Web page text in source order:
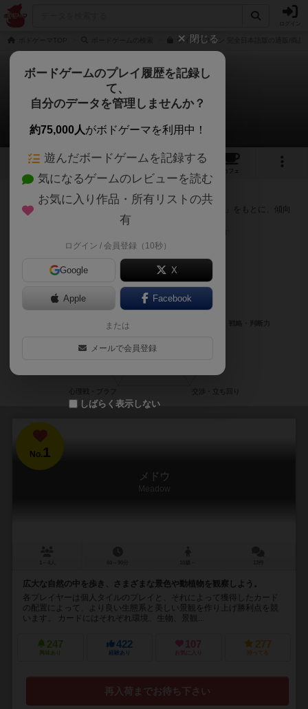
ウイングスパン 完全日本語版の通販/商品
ウイングスパン
次のおすすめボードゲーム
46 3 105
カフェ
『ウイングスパン』が好きな方へのおすすめ
このゲームのトップページで投票された「プレイ感の評価」をもとに、傾向
が近いボードゲームをランキング形式で紹介します。
No.1
メドウ
Meadow
広大な自然の中を歩き、さまざまな景色や動植物を観察しよう。
各プレイヤーは個人タイルのプレイと、それによって獲得したカード
の配置によって、より良い生態系と美しい景観を作り上げ勝利点を競
います。 カードにはそれぞれ環境、生物、景観...
247
興味あり
422
経験あり
107
お気に入り
277
持ってる
再入荷までお待ち下さい
閉じる
ボードゲームのプレイ履歴を記録し
て、
自分のデータを管理しませんか？
約75,000人がボドゲーマを利用中！
遊んだボードゲームを記録する
気になるゲームのレビューを読む
お気に入り作品・所有リストの共
有
ログイン / 会員登録（10秒）
Google X
Apple Facebook
または
メールで会員登録
しばらく表示しない